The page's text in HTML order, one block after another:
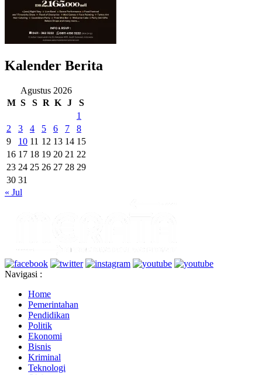
Kalender Berita
Agustus 2026
M S S R K J
S
1
2
3 4 5 6 7
8
9
10 11 12 13 14 15
16 17 18 19 20 21 22
23 24 25 26 27 28 29
30 31
« Jul
Navigasi :
Home
Pemerintahan
Pendidikan
Politik
Ekonomi
Bisnis
Kriminal
Teknologi